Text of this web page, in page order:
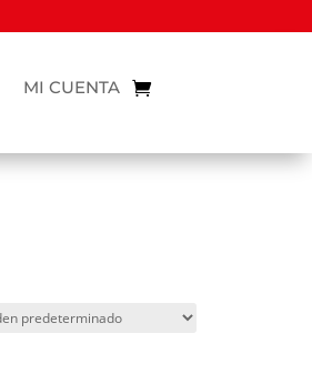
MI CUENTA